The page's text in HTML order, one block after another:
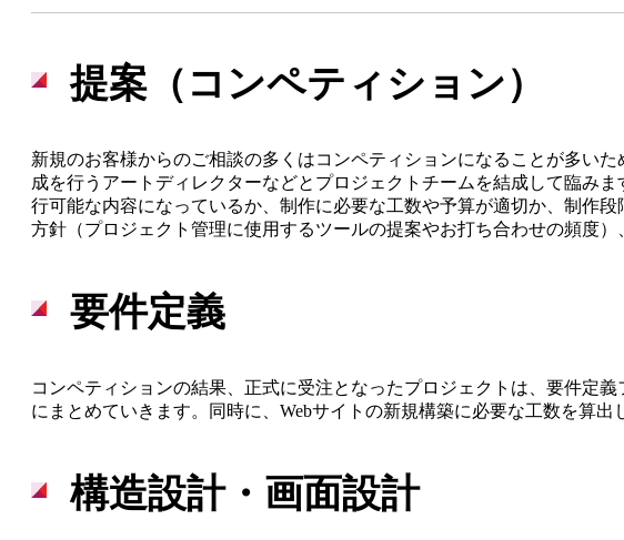
仕事を知る
Work
職種紹介
Webサイト制作の流れ
仲間を知る
People
LINKS MOVIE
提案（コンペティション）
新規のお客様からのご相談の多くはコンペティションになることが多いた
成を行うアートディレクターなどとプロジェクトチームを結成して臨み
行可能な内容になっているか、制作に必要な工数や予算が適切か、制作
方針（プロジェクト管理に使用するツールの提案やお打ち合わせの頻度
要件定義
コンペティションの結果、正式に受注となったプロジェクトは、要件定
にまとめていきます。同時に、Webサイトの新規構築に必要な工数を算出
構造設計・画面設計